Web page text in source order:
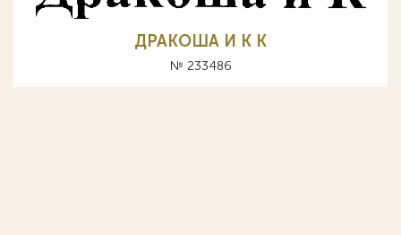
ДРАКОША И К K
№ 233486